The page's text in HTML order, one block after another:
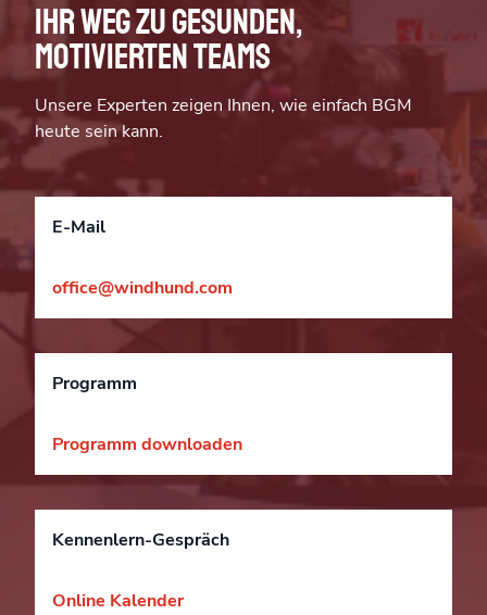
Ihr Weg zu gesunden,
motivierten Teams
Unsere Experten zeigen Ihnen, wie einfach BGM
heute sein kann.
E-Mail
office@windhund.com
Programm
Programm downloaden
Kennenlern-Gespräch
Online Kalender